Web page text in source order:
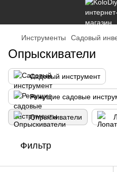
Инструменты Садовый
Опрыскиватели
Садовый инструмент
Режущие садовые
Опрыскиватели
Фильтр